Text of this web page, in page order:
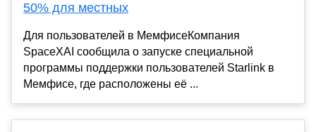
50% для местных
Для пользователей в МемфисеКомпания
SpaceXAI сообщила о запуске специальной
программы поддержки пользователей Starlink в
Мемфисе, где расположены её ...